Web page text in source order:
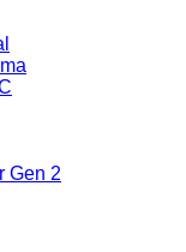
Gen 2